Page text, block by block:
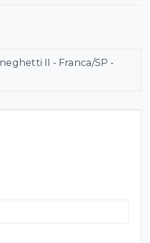
II - Franca/SP -